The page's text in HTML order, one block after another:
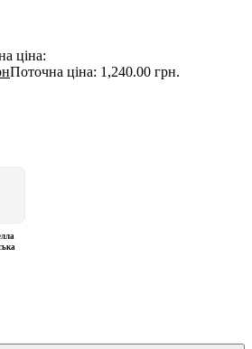
ціна:
Поточна ціна: 1,240.00 грн.